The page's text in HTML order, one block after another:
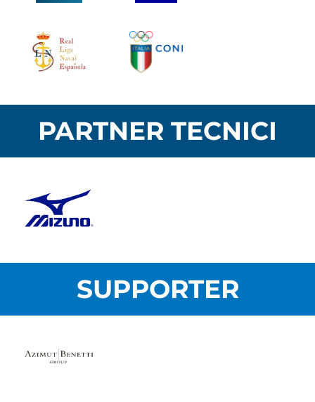
PARTNER TECNICI
SUPPORTER